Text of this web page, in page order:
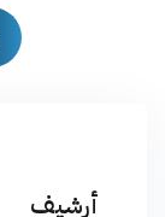
أرشيف